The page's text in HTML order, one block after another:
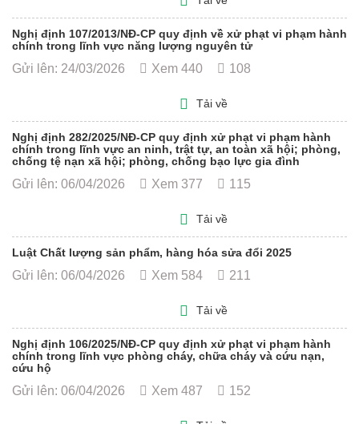
Nghị định 107/2013/NĐ-CP quy định về xử phạt vi phạm hành
chính trong lĩnh vực năng lượng nguyên tử
Gửi lên: 24/03/2026 Xem 440 108
Tải về
Nghị định 282/2025/NĐ-CP quy định xử phạt vi phạm hành
chính trong lĩnh vực an ninh, trật tự, an toàn xã hội; phòng,
chống tệ nạn xã hội; phòng, chống bạo lực gia đình
Gửi lên: 06/04/2026 Xem 377 115
Tải về
Luật Chất lượng sản phẩm, hàng hóa sửa đổi 2025
Gửi lên: 06/04/2026 Xem 584 211
Tải về
Nghị định 106/2025/NĐ-CP quy định xử phạt vi phạm hành
chính trong lĩnh vực phòng cháy, chữa cháy và cứu nạn,
cứu hộ
Gửi lên: 06/04/2026 Xem 487 152